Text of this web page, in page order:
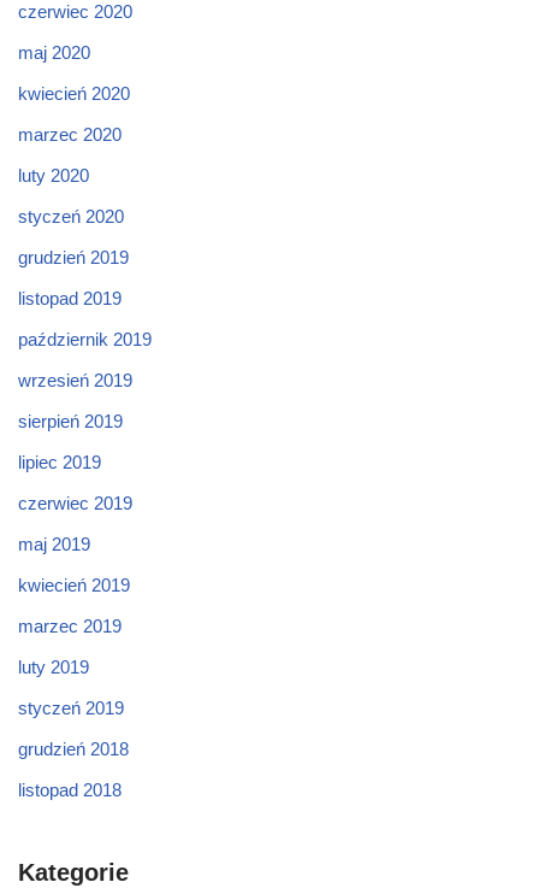
czerwiec 2020
maj 2020
kwiecień 2020
marzec 2020
luty 2020
styczeń 2020
grudzień 2019
listopad 2019
październik 2019
wrzesień 2019
sierpień 2019
lipiec 2019
czerwiec 2019
maj 2019
kwiecień 2019
marzec 2019
luty 2019
styczeń 2019
grudzień 2018
listopad 2018
Kategorie